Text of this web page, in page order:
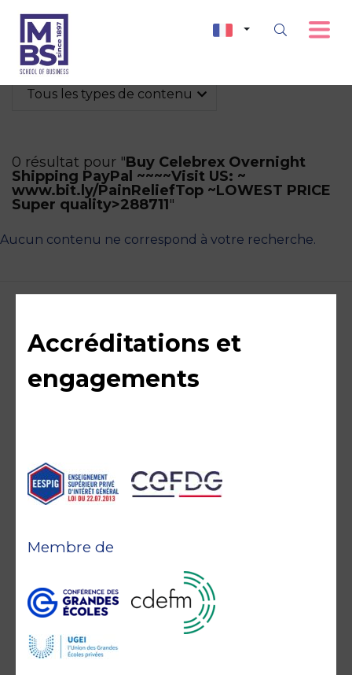
Tous les types de contenu
0 résultat pour "Buy Celebrex Overnight
Shipping PayPal ~~~~Visit US: ~
www.bit.ly/PainReliefTop ~LOWEST PRICE
Super quality>288711"
Aucun contenu ne correspond à votre recherche.
Accréditations et
engagements
Membre de